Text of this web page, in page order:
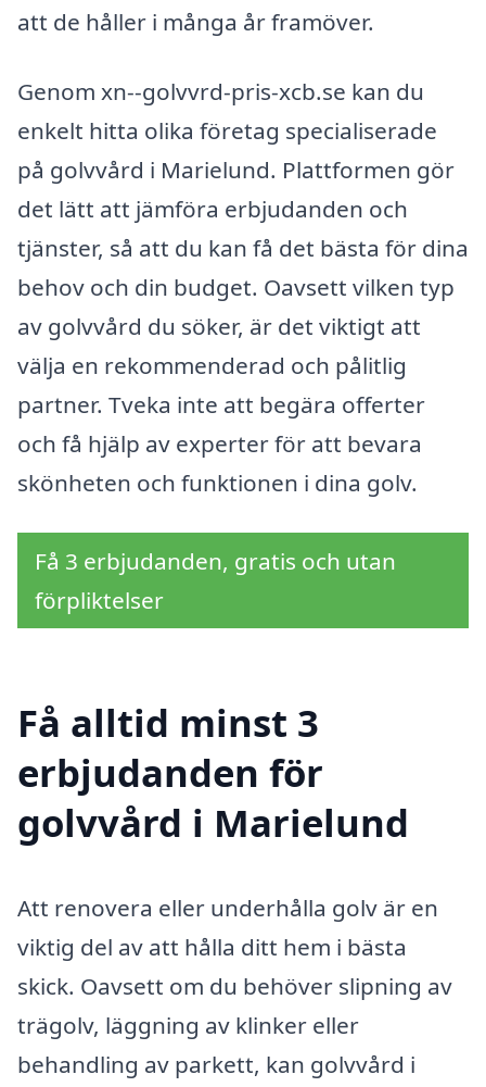
att de håller i många år framöver.
Genom xn--golvvrd-pris-xcb.se kan du
enkelt hitta olika företag specialiserade
på golvvård i Marielund. Plattformen gör
det lätt att jämföra erbjudanden och
tjänster, så att du kan få det bästa för dina
behov och din budget. Oavsett vilken typ
av golvvård du söker, är det viktigt att
välja en rekommenderad och pålitlig
partner. Tveka inte att begära offerter
och få hjälp av experter för att bevara
skönheten och funktionen i dina golv.
Få 3 erbjudanden, gratis och utan
förpliktelser
Få alltid minst 3
erbjudanden för
golvvård i Marielund
Att renovera eller underhålla golv är en
viktig del av att hålla ditt hem i bästa
skick. Oavsett om du behöver slipning av
trägolv, läggning av klinker eller
behandling av parkett, kan golvvård i